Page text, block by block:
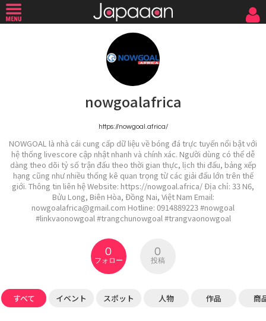
nowgoalafrica
https://nowgoal.africa/
NOWGOAL là nhà cái cung cấp dữ liệu về bóng đá trực tuyến nổi bật với
hệ thống livescore cập nhật nhanh và chính xác. Người dùng có thể dễ
dàng theo dõi tỷ số trận đấu theo thời gian thực, lịch thi đấu, bảng xếp
hạng cũng như nhiều thống kê quan trọng từ các giải đấu lớn trên thế
giới. Thông tin liên hệ Website: https://nowgoal.africa/ Địa chỉ: 33 N6,
Bửu Long, Biên Hòa, Đồng Nai, Việt Nam Email:
nowgoalafrica@gmail.com Hotline: 0914889223 #nowgoal
#linkvaonowgoal #trangchunowgoal #trangvaonowgoal
0
フォロー
0
投稿
すべて イベント スポット 人物 作品 商